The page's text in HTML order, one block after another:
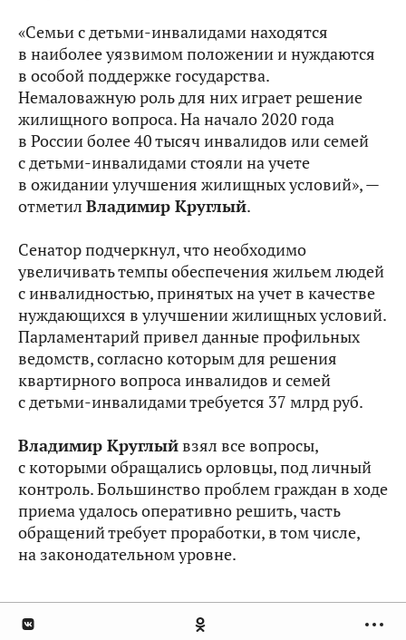
«Семьи с детьми-инвалидами находятся
в наиболее уязвимом положении и нуждаются
в особой поддержке государства.
Немаловажную роль для них играет решение
жилищного вопроса. На начало 2020 года
в России более 40 тысяч инвалидов или семей
с детьми-инвалидами стояли на учете
в ожидании улучшения жилищных условий», —
отметил Владимир Круглый.
Сенатор подчеркнул, что необходимо
увеличивать темпы обеспечения жильем людей
с инвалидностью, принятых на учет в качестве
нуждающихся в улучшении жилищных условий.
Парламентарий привел данные профильных
ведомств, согласно которым для решения
квартирного вопроса инвалидов и семей
с детьми-инвалидами требуется 37 млрд руб.
Владимир Круглыйвзял все вопросы,
с которыми обращались орловцы, под личный
контроль. Большинство проблем граждан в ходе
приема удалось оперативно решить, часть
обращений требует проработки, в том числе,
на законодательном уровне.